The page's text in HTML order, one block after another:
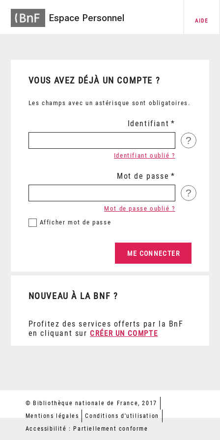
Espace Personnel AIDE
VOUS AVEZ DÉJÀ UN COMPTE ?
Les champs avec un astérisque sont obligatoires.
Identifiant
?
Identifiant oublié ?
Mot de passe
?
Afficher mot de passe
Mot de passe oublié ?
NOUVEAU À LA BNF ?
Profitez des services offerts par la BnF
en cliquant sur CRÉER UN COMPTE
© Bibliothèque nationale de France, 2017
Mentions légales
Conditions d'utilisation
Accessibilité : Partiellement conforme